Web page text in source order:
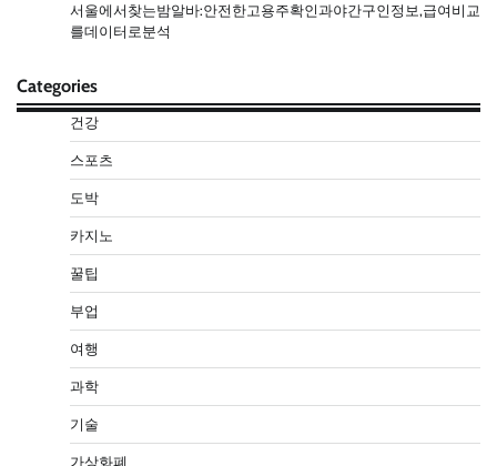
서울에서찾는밤알바:안전한고용주확인과야간구인정보,급여비교
를데이터로분석
Categories
건강
스포츠
도박
카지노
꿀팁
부업
여행
과학
기술
가상화폐